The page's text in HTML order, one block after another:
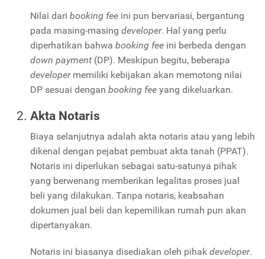
Nilai dari booking fee ini pun bervariasi, bergantung
pada masing-masing developer. Hal yang perlu
diperhatikan bahwa booking fee ini berbeda dengan
down payment (DP). Meskipun begitu, beberapa
developermemiliki kebijakan akan memotong nilai
DP sesuai dengan booking fee yang dikeluarkan.
Akta Notaris
Biaya selanjutnya adalah akta notaris atau yang lebih
dikenal dengan pejabat pembuat akta tanah (PPAT).
Notaris ini diperlukan sebagai satu-satunya pihak
yang berwenang memberikan legalitas proses jual
beli yang dilakukan. Tanpa notaris, keabsahan
dokumen jual beli dan kepemilikan rumah pun akan
dipertanyakan.
Notaris ini biasanya disediakan oleh pihak developer.